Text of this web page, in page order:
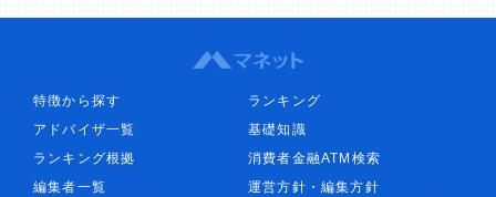
特徴から探す
ランキング
アドバイザ一覧
基礎知識
ランキング根拠
消費者金融ATM検索
編集者一覧
運営方針・編集方針